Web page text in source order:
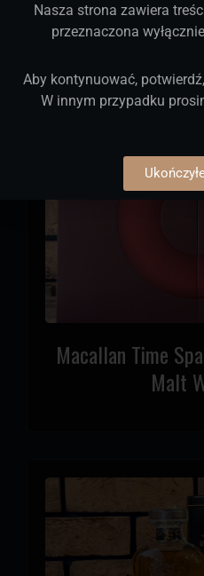
Fettercairn 18 YO
Macallan Time
Malt
Nasza strona zawiera
przeznaczona
Aby kontynuować,
W innym przypadku